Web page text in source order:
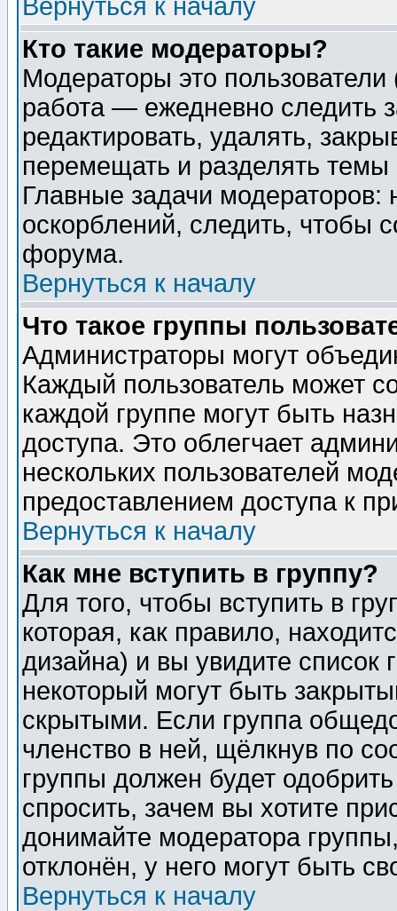
Вернуться к началу
Кто такие модераторы?
Модераторы это
работа — ежедневно следить
редактировать, удалять,
перемещать и разделять
Главные задачи
оскорблений, следить, чтобы
форума.
Вернуться к началу
Что такое группы
Администраторы могут
Каждый пользователь может
каждой группе могут быть
доступа. Это облегчает
нескольких пользователей
предоставлением доступа к
Вернуться к началу
Как мне вступить в группу?
Для того, чтобы вступить в
которая, как правило,
дизайна) и вы увидите список
некоторый могут быть
скрытыми. Если группа
членство в ней, щёлкнув по
группы должен будет
спросить, зачем вы хотите
донимайте модератора
отклонён, у него могут быть
Вернуться к началу